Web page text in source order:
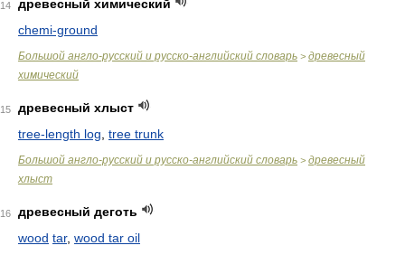
14
древесный химический
chemi-ground
Большой англо-русский и русско-английский словарь > древесный
химический
15
древесный хлыст
tree-length log tree trunk
Большой англо-русский и русско-английский словарь > древесный
хлыст
16
древесный деготь
wood tar, wood tar oil